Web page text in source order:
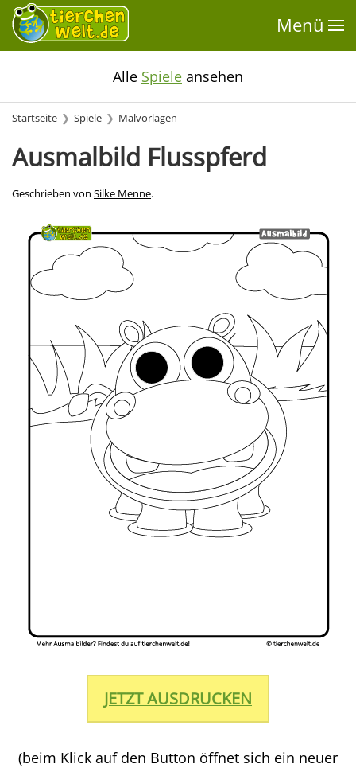
Menü
Alle Spiele ansehen
Startseite Spiele Malvorlagen
Ausmalbild Flusspferd
Geschrieben von Silke Menne.
JETZT AUSDRUCKEN
(beim Klick auf den Button öffnet sich ein neuer